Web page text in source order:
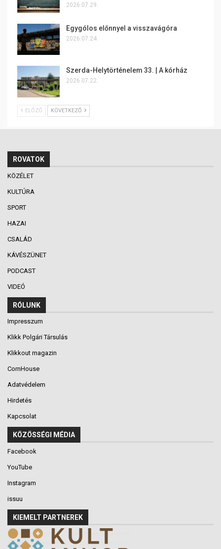
2026.07.29.
Egygólos előnnyel a visszavágóra
2026.07.24.
Szerda-Helytörténelem 33. | A kórház
2026.07.22.
ELŐZŐ KÖVETKEZŐ
ROVATOK
KÖZÉLET
KULTÚRA
SPORT
HAZAI
CSALÁD
KÁVÉSZÜNET
PODCAST
VIDEÓ
RÓLUNK
Impresszum
Klikk Polgári Társulás
Klikkout magazin
CornHouse
Adatvédelem
Hirdetés
Kapcsolat
KÖZÖSSÉGI MÉDIA
Facebook
YouTube
Instagram
issuu
KIEMELT PARTNEREK